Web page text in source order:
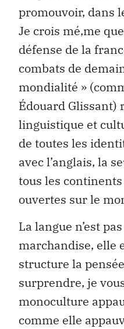
promouvoir, dans
Je crois mé‚me
défense de la
combats de
mondialité »
Édouard Glissant)
linguistique et
de toutes les
avec l’anglais, la
tous les continents
ouvertes sur le
La langue n’est
marchandise, elle
structure la
surprendre, je
monoculture
comme elle